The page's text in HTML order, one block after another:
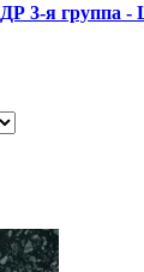
3-я группа -